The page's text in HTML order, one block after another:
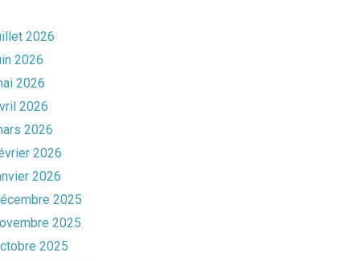
2026
2026
2026
2026
2026
2026
2026
2025
2025
2025